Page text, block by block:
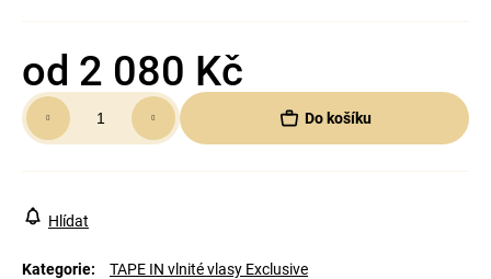
od 2 080 Kč
Měrná
cena:
Do košíku
Kategorie: TAPE IN vlnité vlasy Exclusive
Hlídat